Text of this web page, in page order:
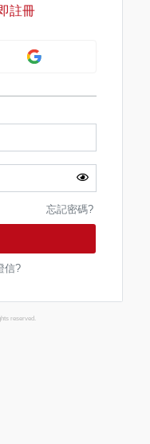
註冊
忘記密碼?
信?
reserved.